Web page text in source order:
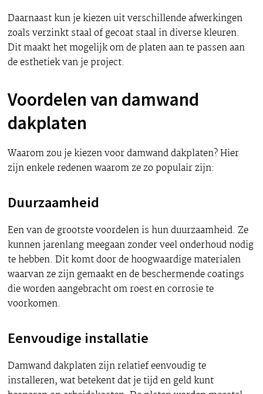
Daarnaast kun je kiezen uit verschillende afwerkingen
zoals verzinkt staal of gecoat staal in diverse kleuren.
Dit maakt het mogelijk om de platen aan te passen aan
de esthetiek van je project.
Voordelen van damwand
dakplaten
Waarom zou je kiezen voor damwand dakplaten? Hier
zijn enkele redenen waarom ze zo populair zijn:
Duurzaamheid
Een van de grootste voordelen is hun duurzaamheid. Ze
kunnen jarenlang meegaan zonder veel onderhoud nodig
te hebben. Dit komt door de hoogwaardige materialen
waarvan ze zijn gemaakt en de beschermende coatings
die worden aangebracht om roest en corrosie te
voorkomen.
Eenvoudige installatie
Damwand dakplaten zijn relatief eenvoudig te
installeren, wat betekent dat je tijd en geld kunt